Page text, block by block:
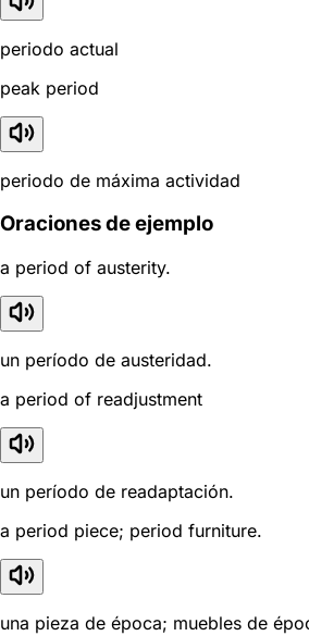
periodo actual
peak period
periodo de máxima actividad
Oraciones de ejemplo
a period of austerity.
un período de austeridad.
a period of readjustment
un período de readaptación.
a period piece; period furniture.
una pieza de época; muebles de